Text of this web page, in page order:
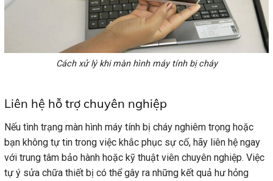
Cách xử lý khi màn hình máy tính bị cháy
Liên hệ hỗ trợ chuyên nghiệp
Nếu tình trạng màn hình máy tính bị cháy nghiêm trọng hoặc
bạn không tự tin trong việc khắc phục sự cố, hãy liên hệ ngay
với trung tâm bảo hành hoặc kỹ thuật viên chuyên nghiệp. Việc
tự ý sửa chữa thiết bị có thể gây ra những kết quả hư hỏng